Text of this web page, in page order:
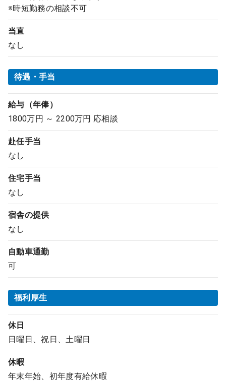
※時短勤務の相談不可
当直
なし
待遇・手当
給与（年俸）
1800万円 ～ 2200万円 応相談
赴任手当
なし
住宅手当
なし
宿舎の提供
なし
自動車通勤
可
福利厚生
休日
日曜日、祝日、土曜日
休暇
年末年始、初年度有給休暇